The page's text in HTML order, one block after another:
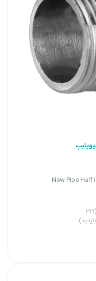
New Pipe Half
(۳۲۱
بازدید)